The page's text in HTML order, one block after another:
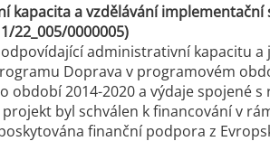
kapacita a vzdělávání
22_005/0000005)
administrativní kapacitu
Doprava v programovém
období 2014-2020 a výdaje spojené
byl schválen k financování v
finanční podpora z